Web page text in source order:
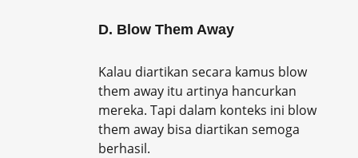
D. Blow Them Away
Kalau diartikan secara kamus blow
them away itu artinya hancurkan
mereka. Tapi dalam konteks ini blow
them away bisa diartikan semoga
berhasil.